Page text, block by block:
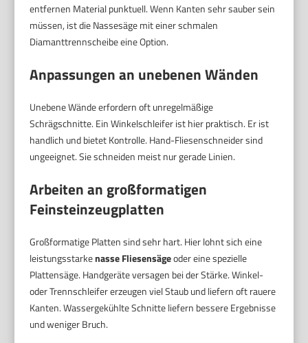
entfernen Material punktuell. Wenn Kanten sehr sauber sein
müssen, ist die Nassesäge mit einer schmalen
Diamanttrennscheibe eine Option.
Anpassungen an unebenen Wänden
Unebene Wände erfordern oft unregelmäßige
Schrägschnitte. Ein Winkelschleifer ist hier praktisch. Er ist
handlich und bietet Kontrolle. Hand-Fliesenschneider sind
ungeeignet. Sie schneiden meist nur gerade Linien.
Arbeiten an großformatigen
Feinsteinzeugplatten
Großformatige Platten sind sehr hart. Hier lohnt sich eine
leistungsstarkenasse Fliesensägeoder eine spezielle
Plattensäge. Handgeräte versagen bei der Stärke. Winkel-
oder Trennschleifer erzeugen viel Staub und liefern oft rauere
Kanten. Wassergekühlte Schnitte liefern bessere Ergebnisse
und weniger Bruch.